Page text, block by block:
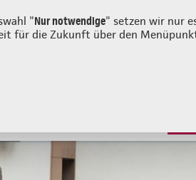
"Nur notwendige" setzen wir nur
für die Zukunft über den
Login